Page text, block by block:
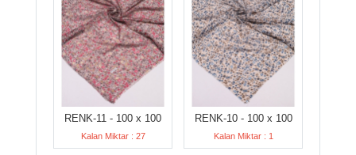
RENK-11 - 100 x 100
Kalan Miktar : 27
RENK-10 - 100 x 100
Kalan Miktar : 1